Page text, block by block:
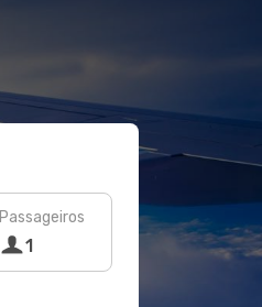
Passageiros
1